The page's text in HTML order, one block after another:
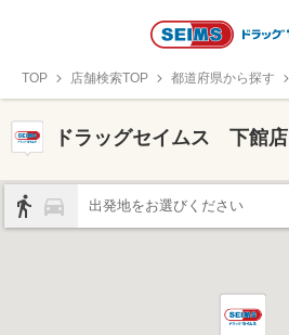
TOP 店舗検索TOP 都道府県から探す
ドラッグセイムス 下館店
出発地をお選びください